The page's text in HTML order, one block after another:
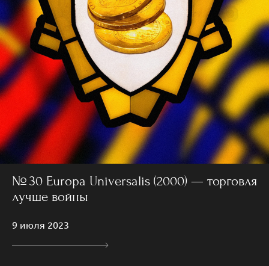
№ 30 Europa Universalis (2000) — торговля
лучше войны
9 июля 2023